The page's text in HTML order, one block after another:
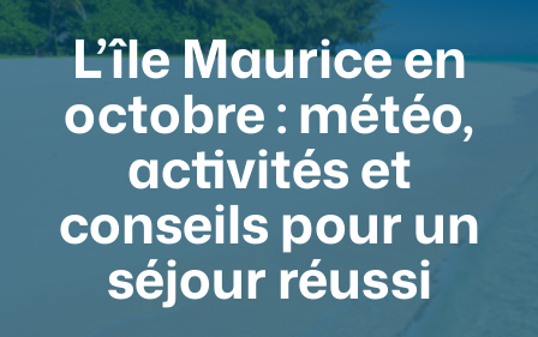
L’île Maurice en
octobre : météo,
activités et
conseils pour un
séjour réussi